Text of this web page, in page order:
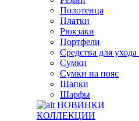
Полотенца
Платки
Рюкзаки
Портфели
Средства для
Сумки
Сумки на пояс
Шапки
Шарфы
НОВИНКИ
КОЛЛЕКЦИИ